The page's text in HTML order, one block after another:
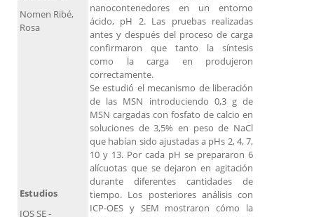
nanocontenedores en un entorno
ácido, pH 2. Las pruebas realizadas
antes y después del proceso de carga
confirmaron que tanto la síntesis
como la carga en produjeron
correctamente.
Se estudió el mecanismo de liberación
de las MSN introduciendo 0,3 g de
MSN cargadas con fosfato de calcio en
soluciones de 3,5% en peso de NaCl
que habían sido ajustadas a pHs 2, 4, 7,
10 y 13. Por cada pH se prepararon 6
alícuotas que se dejaron en agitación
durante diferentes cantidades de
tiempo. Los posteriores análisis con
ICP-OES y SEM mostraron cómo la
Nomen Ribé,
Rosa
Estudios
IQS SE -